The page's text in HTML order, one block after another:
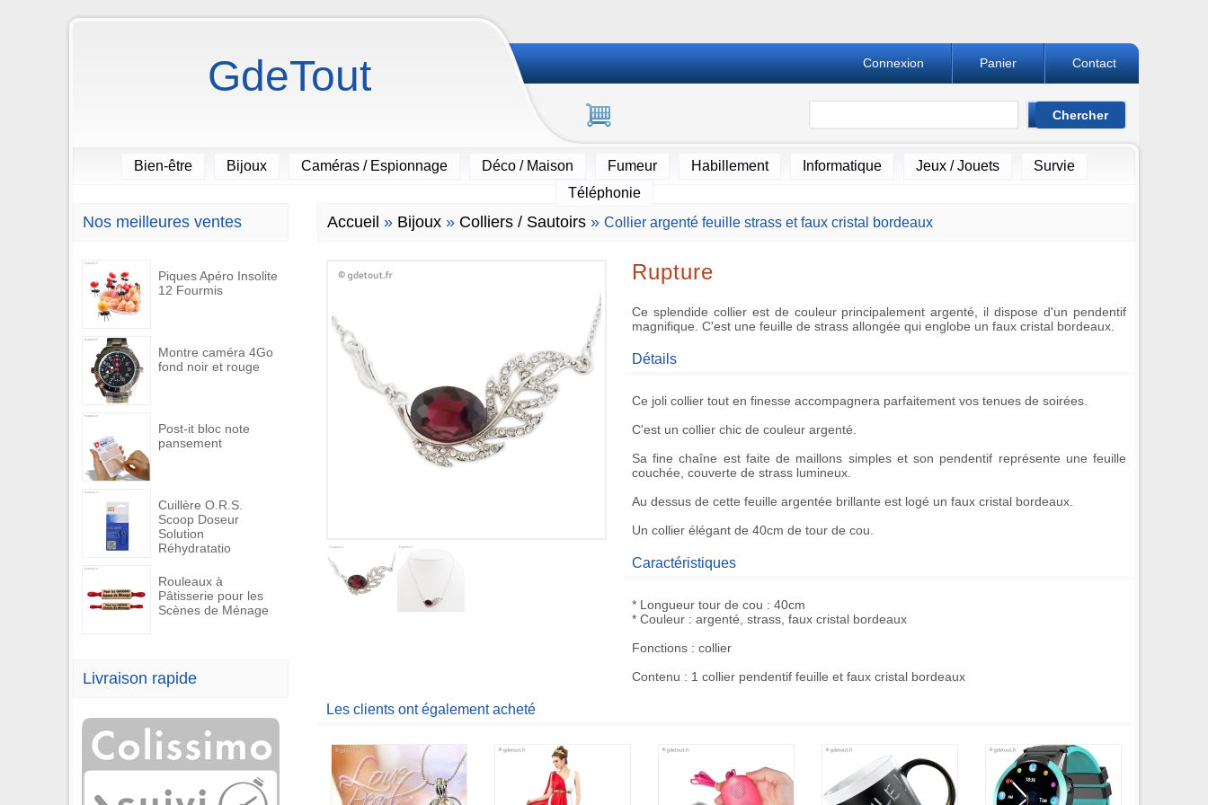
GdeTout Contact
Panier
Connexion
Bien-être Bijoux Caméras / Espionnage Déco / Maison Fumeur Habillement Informatique Jeux / Jouets
Survie
Téléphonie
Nos meilleures ventes
Piques Apéro Insolite
12 Fourmis
Montre caméra 4Go
fond noir et rouge
Post-it bloc note
pansement
Cuillère O.R.S.
Scoop Doseur
Solution
Réhydratatio
Rouleaux à
Pâtisserie pour les
Scènes de Ménage
Livraison rapide
Accueil » Bijoux » Colliers / Sautoirs » Collier argenté feuille strass et faux cristal bordeaux
Rupture
Ce splendide collier est de couleur principalement argenté, il dispose d'un pendentif
magnifique. C'est une feuille de strass allongée qui englobe un faux cristal bordeaux.
Détails
Ce joli collier tout en finesse accompagnera parfaitement vos tenues de soirées.
C'est un collier chic de couleur argenté.
Sa fine chaîne est faite de maillons simples et son pendentif représente une feuille
couchée, couverte de strass lumineux.
Au dessus de cette feuille argentée brillante est logé un faux cristal bordeaux
Un collier élégant de 40cm de tour de cou.
Caractéristiques
* Longueur tour de cou : 40cm
* Couleur : argenté, strass, faux cristal bordeaux
Fonctions : collier
Contenu : 1 collier pendentif feuille et faux cristal bordeaux
Les clients ont également acheté